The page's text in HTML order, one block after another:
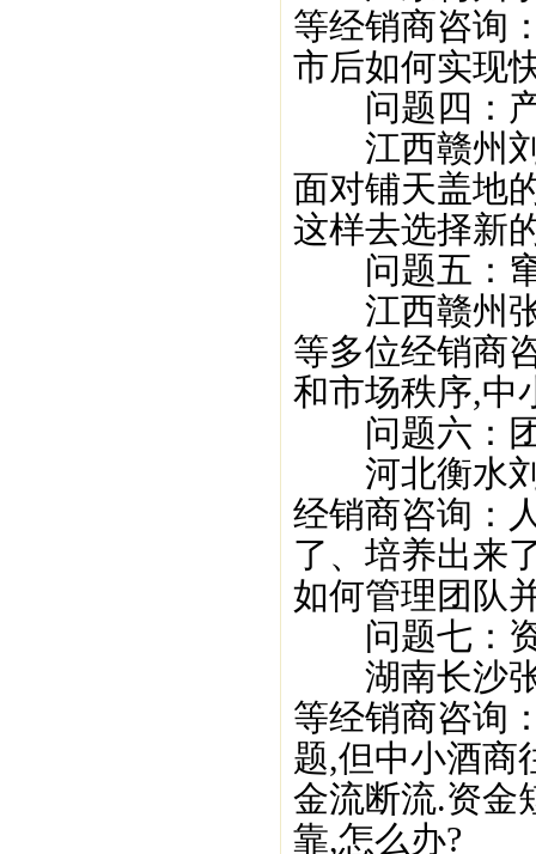
等经销商咨询
市后如何实现
问题四：产
江西赣州刘
面对铺天盖地
这样去选择新
问题五：窜
江西赣州张
等多位经销商
和市场秩序,中
问题六：团
河北衡水刘
经销商咨询：
了、培养出来
如何管理团队
问题七：资
湖南长沙张
等经销商咨询
题,但中小酒商
金流断流.资金
靠,怎么办?